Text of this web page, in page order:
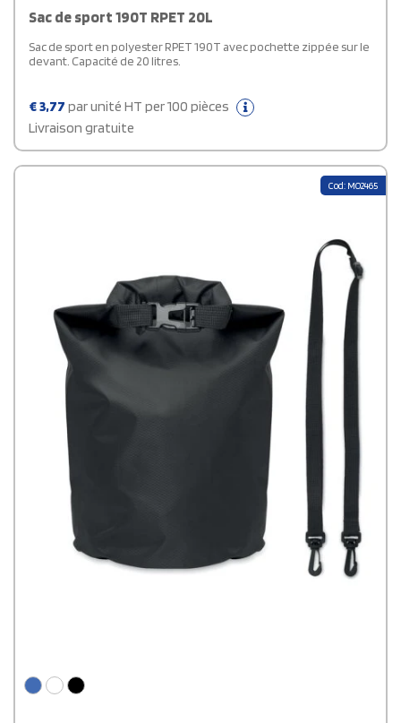
Sac de sport 190T RPET 20L
Sac de sport en polyester RPET 190T avec pochette zippée sur le
devant. Capacité de 20 litres.
€3,77 par unité HT per 100 pièces
Livraison gratuite
Cod: MO2465